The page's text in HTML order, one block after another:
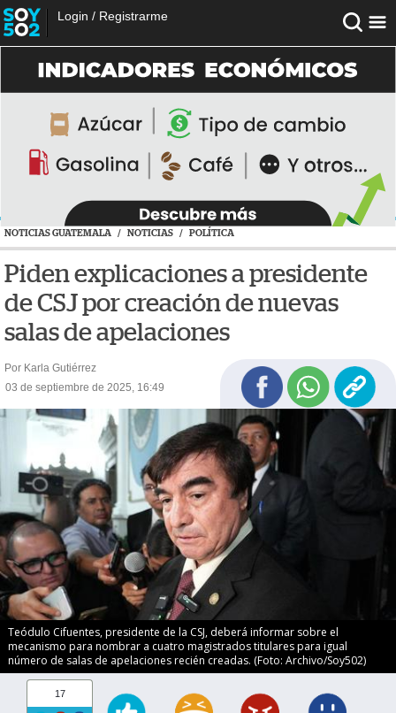
Login / Registrarme
NOTICIAS GUATEMALA / NOTICIAS / POLÍTICA
Piden explicaciones a presidente
de CSJ por creación de nuevas
salas de apelaciones
Por Karla Gutiérrez
03 de septiembre de 2025, 16:49
Teódulo Cifuentes, presidente de la CSJ, deberá informar sobre el
mecanismo para nombrar a cuatro magistrados titulares para igual
número de salas de apelaciones recién creadas. (Foto: Archivo/Soy502)
17